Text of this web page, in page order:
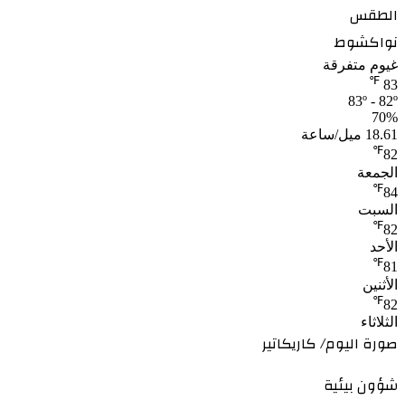
الطقس
نواكشوط
غيوم متفرقة
83
℉
83º - 82º
70%
18.61 ميل/ساعة
82
℉
الجمعة
84
℉
السبت
82
℉
الأحد
81
℉
الأثنين
82
℉
الثلاثاء
صورة اليوم/ كاريكاتير
شؤون بيئية